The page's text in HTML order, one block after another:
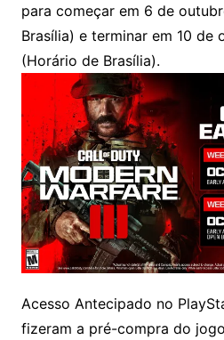
para começar em 6 de
Brasília) e terminar em 10 de
(Horário de Brasília).
Acesso Antecipado no
fizeram a pré-compra do